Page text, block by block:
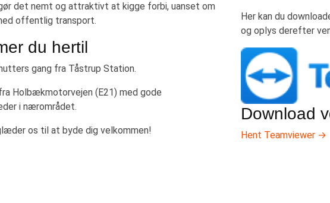
det nemt og attraktivt at kigge forbi, uanset om
offentlig transport.
du hertil
gang fra Tåstrup Station.
Holbækmotorvejen (E21) med gode
i nærområdet.
os til at byde dig velkommen!
Her kan du
og oplys derefter
Download
Hent Teamviewer →